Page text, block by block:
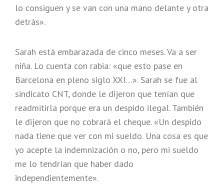
lo consiguen y se van con una mano delante y otra
detrás».
Sarah está embarazada de cinco meses. Va a ser
niña. Lo cuenta con rabia: «que esto pase en
Barcelona en pleno siglo XXI…». Sarah se fue al
sindicato CNT, donde le dijeron que tenían que
readmitirla porque era un despido ilegal. También
le dijeron que no cobrará el cheque. «Un despido
nada tiene que ver con mi sueldo. Una cosa es que
yo acepte la indemnización o no, pero mi sueldo
me lo tendrían que haber dado
independientemente».